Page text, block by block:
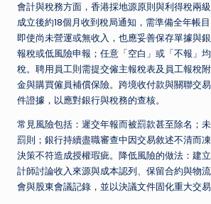
會計與稅務方面，香港採地源原則與利得稅兩
成立後約18個月收到稅局通知，需準備全年帳目
即使尚未營運或無收入，也應妥善保存單據與
報稅或低風險申報；任意「空白」或「不報」
稅。聘用員工則需提交僱主報稅表及員工報稅
金與購買僱員補償保險。跨境收付款與關聯交
件證據，以應對銀行與稅務的查核。
常見風險包括：遲交年報而被罰款甚至除名；
罰則；銀行持續盡職審查中因交易敘述不清而
決策不符造成授權瑕疵。降低風險的做法：建
計師討論收入來源與成本認列、保留合約與物
會與股東會議記錄，並以決議文件固化重大交易